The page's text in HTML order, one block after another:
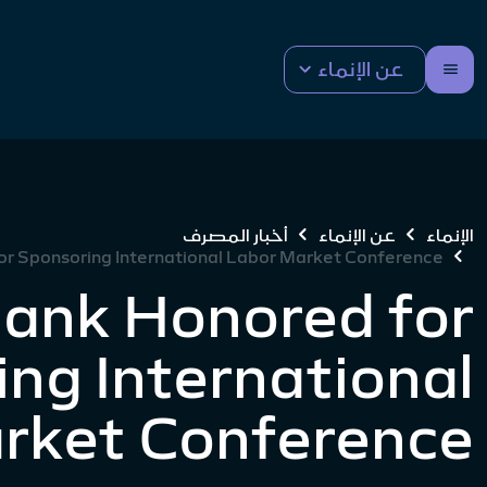
عن الإنماء
الإنماء عن الإنماء
أخبار المصرف
Sponsoring International Labor Market Conference
Honored for
International
Conference